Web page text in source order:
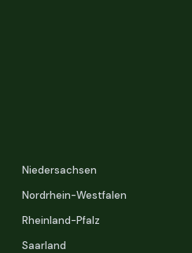
Niedersachsen
Nordrhein-Westfalen
Rheinland-Pfalz
Saarland